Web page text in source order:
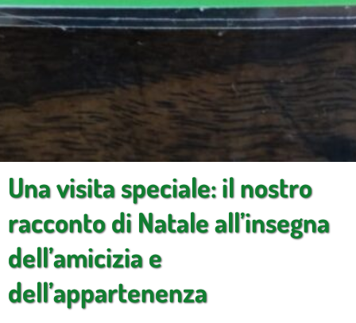
Una visita speciale: il nostro
racconto di Natale all’insegna
dell’amicizia e
dell’appartenenza